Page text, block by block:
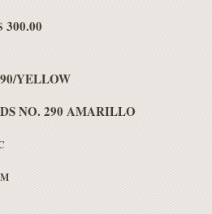
300.00
YELLOW
NO. 290 AMARILLO